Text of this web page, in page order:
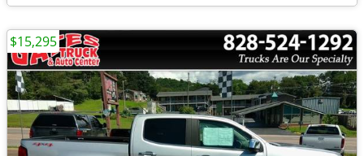
$15,295